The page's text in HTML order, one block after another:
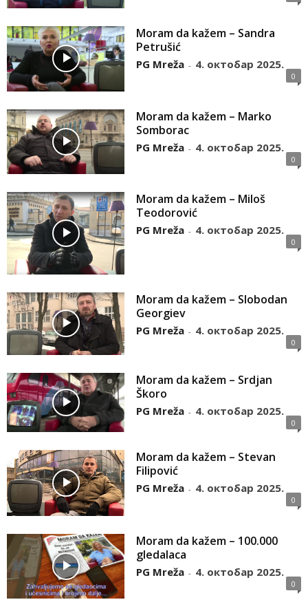
Moram da kažem – Sandra
Petrušić
PG Mreža - 4. октобар 2025.
0
Moram da kažem – Marko
Somborac
PG Mreža - 4. октобар 2025.
0
Moram da kažem – Miloš
Teodorović
PG Mreža - 4. октобар 2025.
0
Moram da kažem – Slobodan
Georgiev
PG Mreža - 4. октобар 2025.
0
Moram da kažem – Srdjan
Škoro
PG Mreža - 4. октобар 2025.
0
Moram da kažem – Stevan
Filipović
PG Mreža - 4. октобар 2025.
0
Moram da kažem – 100.000
gledalaca
PG Mreža - 4. октобар 2025.
0